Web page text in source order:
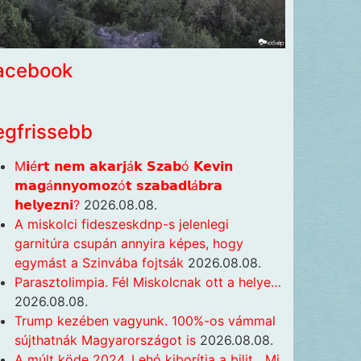
M𝗶é𝗿𝘁 𝗻𝗲𝗺 𝗮𝗸𝗮𝗿𝗷á𝗸 𝗦𝘇𝗮𝗯ó 𝗞𝗲𝘃𝗶𝗻
𝗺𝗮𝗴á𝗻𝗻𝘆𝗼𝗺𝗼𝘇ó𝘁 𝘀𝘇𝗮𝗯𝗮𝗱𝗹á𝗯𝗿𝗮
𝗵𝗲𝗹𝘆𝗲𝘇𝗻𝗶? 2026.08.08.
A miskolci fideszeskdnp-s jelenlegi
garnitúra csupán annyira képes, hogy
egymást a Szinvába fojtsák 2026.08.08.
Parasztolimpia. Fél Miskolcnak ott a helye…
2026.08.08.
Trump kezében vagyunk. 100%-os vámmal
sújthatnák Magyarországot is 2026.08.08.